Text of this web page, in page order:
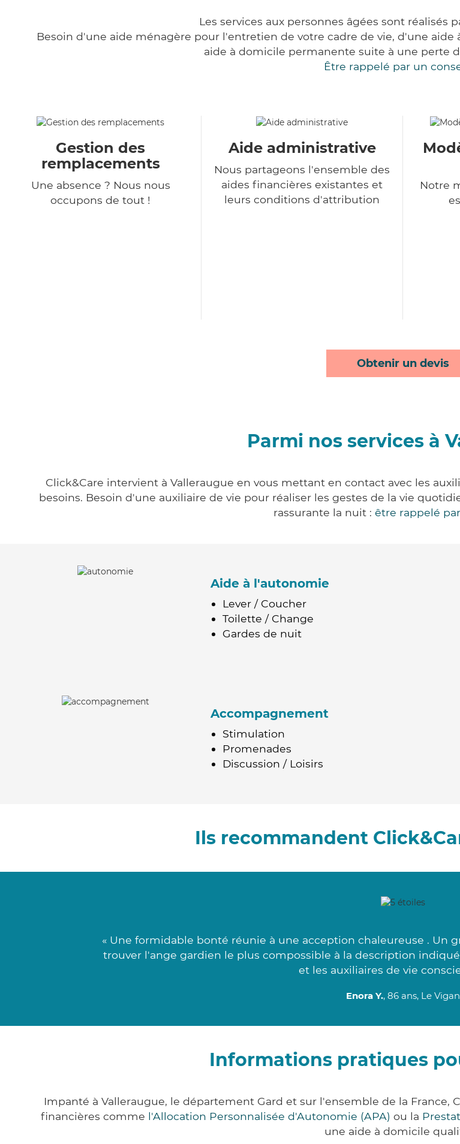
Les services aux personnes âgées sont réalisés
Besoin d'une aide ménagère pour l'entretien de votre cadre de vie, d'une
aide à domicile permanente suite à une perte
Être rappelé par un
Gestion des
remplacements
Une absence ? Nous nous
occupons de tout !
Aide administrative
Nous partageons l'ensemble des
aides financières existantes et
leurs conditions d'attribution
Notre
Obtenir un devis
Parmi nos services à
Click&Care intervient à Valleraugue en vous mettant en contact avec les
besoins. Besoin d'une auxiliaire de vie pour réaliser les gestes de la vie
rassurante la nuit : être rappelé
Aide à l'autonomie
Lever / Coucher
Toilette / Change
Gardes de nuit
Accompagnement
Stimulation
Promenades
Discussion / Loisirs
Ils recommandent
« Une formidable bonté réunie à une acception chaleureuse . Un
trouver l'ange gardien le plus compossible à la description
et les auxiliaires de vie
Enora Y., 86 ans, Le Vigan
Informations pratiques
Impanté à Valleraugue, le département Gard et sur l'ensemble de la France,
financières comme l'Allocation Personnalisée d'Autonomie (APA) ou la
une aide à domicile